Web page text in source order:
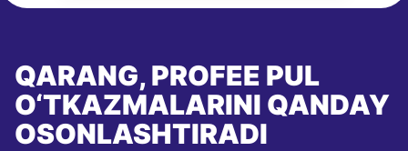
QARANG, PROFEE PUL
O‘TKAZMALARINI QANDAY
OSONLASHTIRADI